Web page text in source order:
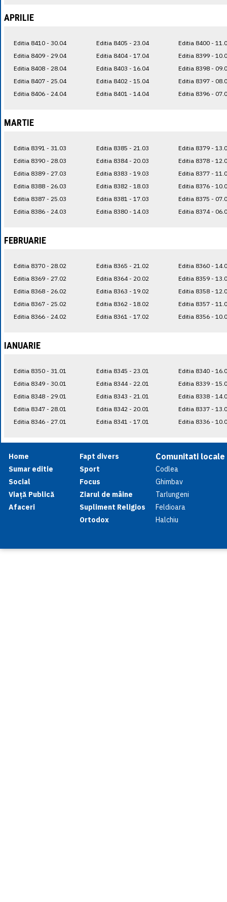
APRILIE
Editia 8410 - 30.04
Editia 8409 - 29.04
Editia 8408 - 28.04
Editia 8407 - 25.04
Editia 8406 - 24.04
Editia 8405 - 23.04
Editia 8404 - 17.04
Editia 8403 - 16.04
Editia 8402 - 15.04
Editia 8401 - 14.04
Editia 8400 -
Editia 8399 -
Editia 8398 -
Editia 8397 -
Editia 8396 -
MARTIE
Editia 8391 - 31.03
Editia 8390 - 28.03
Editia 8389 - 27.03
Editia 8388 - 26.03
Editia 8387 - 25.03
Editia 8386 - 24.03
Editia 8385 - 21.03
Editia 8384 - 20.03
Editia 8383 - 19.03
Editia 8382 - 18.03
Editia 8381 - 17.03
Editia 8380 - 14.03
Editia 8379 -
Editia 8378 -
Editia 8377 -
Editia 8376 -
Editia 8375 -
Editia 8374 -
FEBRUARIE
Editia 8370 - 28.02
Editia 8369 - 27.02
Editia 8368 - 26.02
Editia 8367 - 25.02
Editia 8366 - 24.02
Editia 8365 - 21.02
Editia 8364 - 20.02
Editia 8363 - 19.02
Editia 8362 - 18.02
Editia 8361 - 17.02
Editia 8360 -
Editia 8359 -
Editia 8358 -
Editia 8357 -
Editia 8356 -
IANUARIE
Editia 8350 - 31.01
Editia 8349 - 30.01
Editia 8348 - 29.01
Editia 8347 - 28.01
Editia 8346 - 27.01
Editia 8345 - 23.01
Editia 8344 - 22.01
Editia 8343 - 21.01
Editia 8342 - 20.01
Editia 8341 - 17.01
Editia 8340 -
Editia 8339 -
Editia 8338 -
Editia 8337 -
Editia 8336 -
Home
Sumar editie
Social
Viață Publică
Afaceri
Fapt divers
Sport
Focus
Ziarul de mâine
Supliment Religios
Ortodox
Comunitati locale
Codlea
Ghimbav
Tarlungeni
Feldioara
Halchiu